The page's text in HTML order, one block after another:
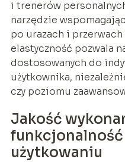
i trenerów
narzędzie
po urazach i
elastyczność pozwala
dostosowanych do
użytkownika,
czy poziomu
Jakość
użytkowaniu